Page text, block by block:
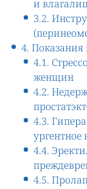
и
3.2.
4. Показания
4.1.
женщин
4.2.
4.3.
4.4.
4.5.